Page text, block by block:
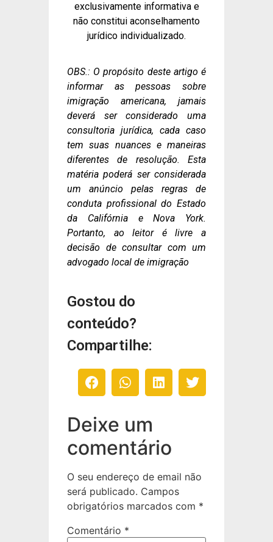
exclusivamente informativa e
não constitui aconselhamento
jurídico individualizado.
OBS.: O propósito deste artigo é
informar as pessoas sobre
imigração americana, jamais
deverá ser considerado uma
consultoria jurídica, cada caso
tem suas nuances e maneiras
diferentes de resolução. Esta
matéria poderá ser considerada
um anúncio pelas regras de
conduta profissional do Estado
da Califórnia e Nova York.
Portanto, ao leitor é livre a
decisão de consultar com um
advogado local de imigração
Gostou do
conteúdo?
Compartilhe:
Deixe um
comentário
O seu endereço de email não
será publicado. Campos
obrigatórios marcados com *
Comentário *